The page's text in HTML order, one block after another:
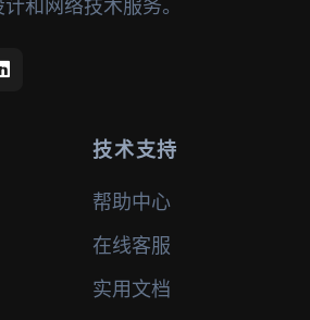
和网络技术服务。
技术支持
帮助中心
在线客服
实用文档